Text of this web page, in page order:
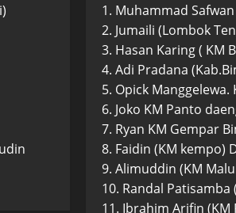
1. Muhammad
2. Jumaili (Lombok
3. Hasan Karing ( KM
4. Adi Pradana
5. Opick
6. Joko KM Panto
7. Ryan KM Gempar
8. Faidin (KM kempo)
9. Alimuddin (KM
10. Randal Patisamba
11. Ibrahim Arifin (KM